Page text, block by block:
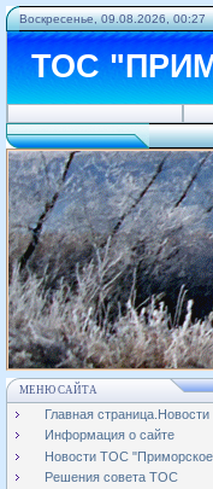
Воскресенье, 09.08.2026, 00:27
ТОС
МЕНЮ САЙТА
Главная страница.Новости
Информация о сайте
Новости ТОС
Решения совета ТОС